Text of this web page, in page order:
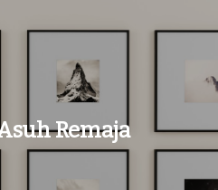
Remaja